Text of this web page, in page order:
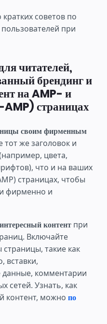
советов по
при
читателей,
брендинг и
на AMP- и
страницах
своим фирменным
тот же заголовок и
цвета,
что и на ваших
страницах, чтобы
фирменно и
контент при
Включайте
такие как
вставки,
данные, комментарии
сетей. Узнать, как
контент, можно по